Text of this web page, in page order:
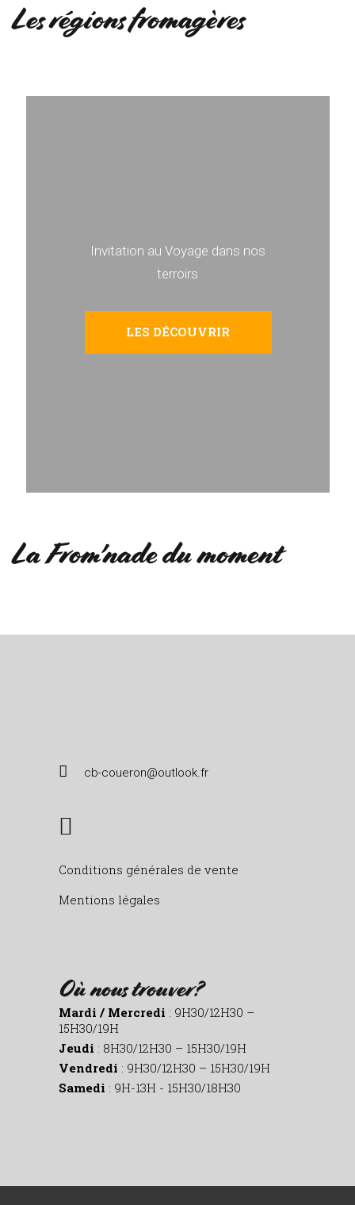
Les régions fromagères
Invitation au Voyage dans nos
terroirs
LES DÉCOUVRIR
La From'nade du moment
cb-coueron@outlook.fr
Conditions générales de vente
Mentions légales
Où nous trouver?
Mardi / Mercredi : 9H30/12H30 –
15H30/19H
Jeudi : 8H30/12H30 – 15H30/19H
Vendredi : 9H30/12H30 – 15H30/19H
Samedi : 9H-13H - 15H30/18H30